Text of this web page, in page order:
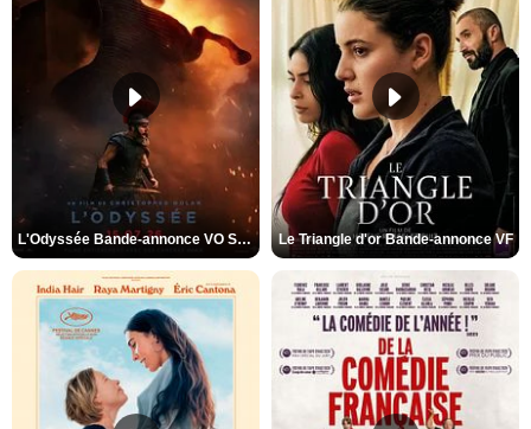
L'Odyssée Bande-annonce VO STFR Le Triangle d'or Bande-annonce VF